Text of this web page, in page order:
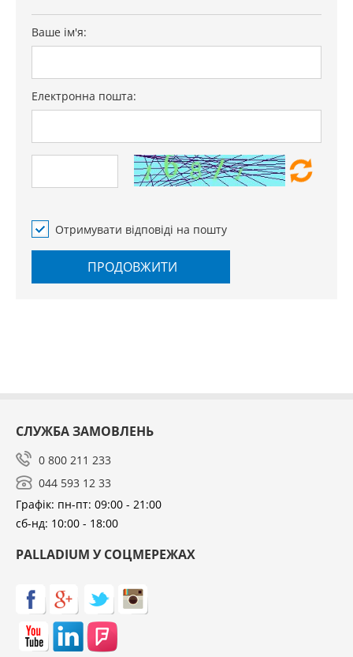
Ваше ім'я:
Електронна пошта:
Отримувати відповіді на пошту
ПРОДОВЖИТИ
СЛУЖБА ЗАМОВЛЕНЬ
0 800 211 233
044 593 12 33
Графік: пн-пт: 09:00 - 21:00
сб-нд: 10:00 - 18:00
PALLADIUM У СОЦМЕРЕЖАХ